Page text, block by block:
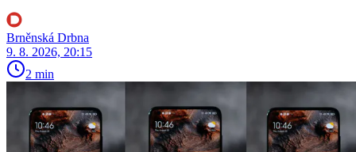
Brněnská Drbna
9. 8. 2026, 20:15
2 min